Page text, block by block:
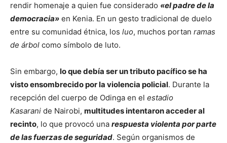
rendir homenaje a quien fue considerado «el padre de la
democracia» en Kenia. En un gesto tradicional de duelo
entre su comunidad étnica, los luo, muchos portan ramas
de árbol como símbolo de luto.
Sin embargo, lo que debía ser un tributo pacífico se ha
visto ensombrecido por la violencia policial. Durante la
recepción del cuerpo de Odinga en el estadio
Kasarani de Nairobi, multitudes intentaron acceder al
recinto, lo que provocó una respuesta violenta por parte
de las fuerzas de seguridad. Según organismos de